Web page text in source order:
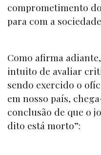
comprometimento
para com a
Como afirma
intuito de avaliar
sendo exercido o
em nosso país,
conclusão de que o
dito está morto”: